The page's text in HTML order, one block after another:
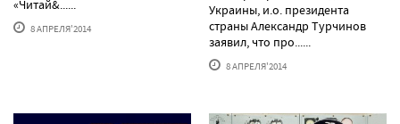
«Читай&......
8 АПРЕЛЯ'2014
Украины, и.о. президента
страны Александр Турчинов
заявил, что про......
8 АПРЕЛЯ'2014